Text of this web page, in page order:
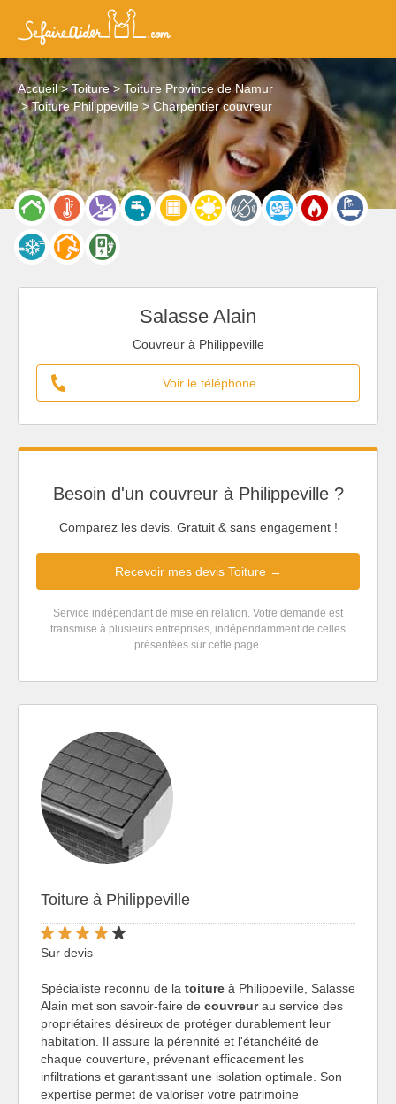
Accueil Toiture
Toiture Province de Namur
Toiture Philippeville
Charpentier couvreur
Salasse Alain
Couvreur à Philippeville
Voir le téléphone
Besoin d'un couvreur à Philippeville ?
Comparez les devis. Gratuit & sans engagement !
Recevoir mes devis Toiture →
Service indépendant de mise en relation. Votre demande est
transmise à plusieurs entreprises, indépendamment de celles
présentées sur cette page.
Toiture à Philippeville
Sur devis
Spécialiste reconnu de la toiture à Philippeville, Salasse
Alain met son savoir-faire de couvreurau service des
propriétaires désireux de protéger durablement leur
habitation. Il assure la pérennité et l'étanchéité de
chaque couverture, prévenant efficacement les
infiltrations et garantissant une isolation optimale. Son
expertise permet de valoriser votre patrimoine